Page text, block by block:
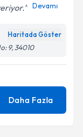
Devamı
Haritada Göster
9, 34010
Daha Fazla